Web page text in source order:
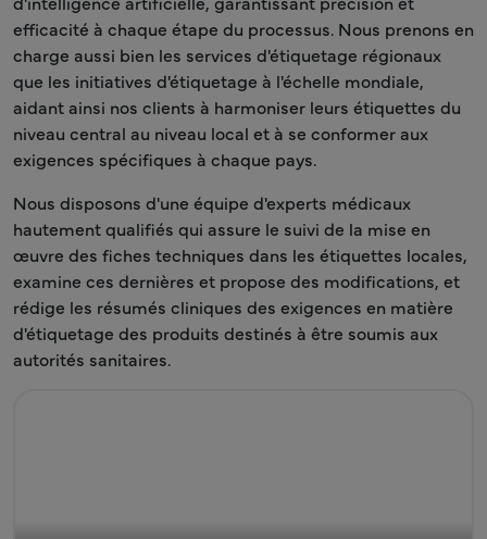
efficacité à chaque étape du processus. Nous prenons en
charge aussi bien les services d'étiquetage régionaux
que les initiatives d'étiquetage à l'échelle mondiale,
aidant ainsi nos clients à harmoniser leurs étiquettes du
niveau central au niveau local et à se conformer aux
exigences spécifiques à chaque pays.
Nous disposons d'une équipe d'experts médicaux
hautement qualifiés qui assure le suivi de la mise en
œuvre des fiches techniques dans les étiquettes locales,
examine ces dernières et propose des modifications, et
rédige les résumés cliniques des exigences en matière
d'étiquetage des produits destinés à être soumis aux
autorités sanitaires.